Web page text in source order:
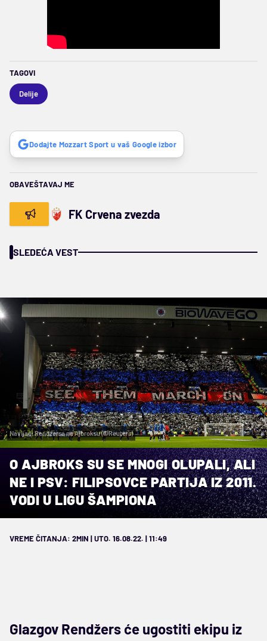
TAGOVI
Delije
Dodajte Mozzart Sport u vaš Google izbor
OBAVEŠTAVAJ ME
FK Crvena zvezda
SLEDEĆA VEST
Navijači Rendžersa na Ajbroksu (©Reuters)
O AJBROKS SU SE MNOGI OLUPALI, ALI
NE I PSV: FILIPSOVCE PARTIJA IZ 2011.
VODI U LIGU ŠAMPIONA
VREME ČITANJA: 2MIN | UTO. 16.08.22. | 11:49
Glazgov Rendžers će ugostiti ekipu iz